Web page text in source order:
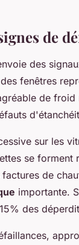
de
des
fenêtres
de
sur les
se
de
importante.
des